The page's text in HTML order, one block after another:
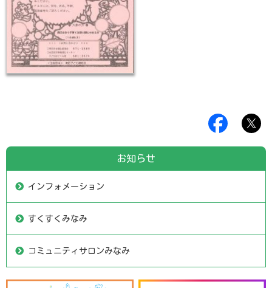
お知らせ
インフォメーション
すくすくみなみ
コミュニティサロンみなみ